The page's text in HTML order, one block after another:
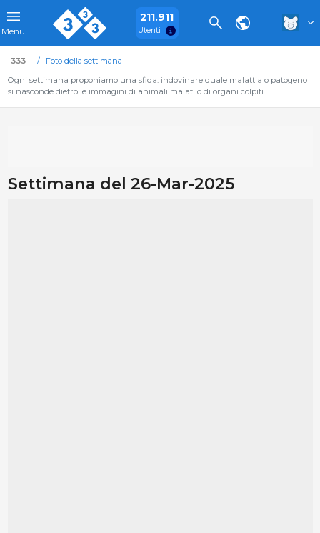
Menu
211.911
Utenti
333
Foto della settimana
Ogni settimana proponiamo una sfida: indovinare quale malattia o patogeno
si nasconde dietro le immagini di animali malati o di organi colpiti.
Settimana del 26-Mar-2025